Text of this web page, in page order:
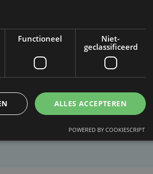
in dit artikel?
Functioneel
Niet-
geclassificeerd
ALLES ACCEPTEREN
POWERED BY COOKIESCRIPT